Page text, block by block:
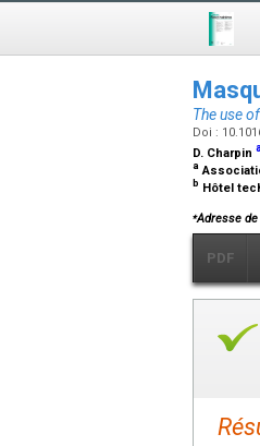
The use
Doi :
D. Charpin
a
b Hôtel
⁎Adresse
PDF